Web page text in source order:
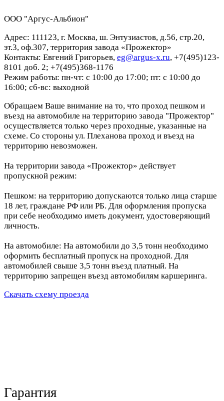
ООО "Аргус-Альбион"
Адрес: 111123, г. Москва, ш. Энтузиастов, д.56, стр.20,
эт.3, оф.307, территория завода «Прожектор»
Контакты: Евгений Григорьев, eg@argus-x.ru, +7(495)123-
8101 доб. 2; +7(495)368-1176
Режим работы: пн-чт: с 10:00 до 17:00; пт: с 10:00 до
16:00; сб-вс: выходной
Обращаем Ваше внимание на то, что проход пешком и
въезд на автомобиле на территорию завода "Прожектор"
осуществляется только через проходные, указанные на
схеме. Со стороны ул. Плеханова проход и въезд на
территорию невозможен.
На территории завода «Прожектор» действует
пропускной режим:
Пешком: на территорию допускаются только лица старше
18 лет, граждане РФ или РБ. Для оформления пропуска
при себе необходимо иметь документ, удостоверяющий
личность.
На автомобиле: На автомобили до 3,5 тонн необходимо
оформить бесплатный пропуск на проходной. Для
автомобилей свыше 3,5 тонн въезд платный. На
территорию запрещен въезд автомобилям каршеринга.
Скачать схему проезда
Гарантия